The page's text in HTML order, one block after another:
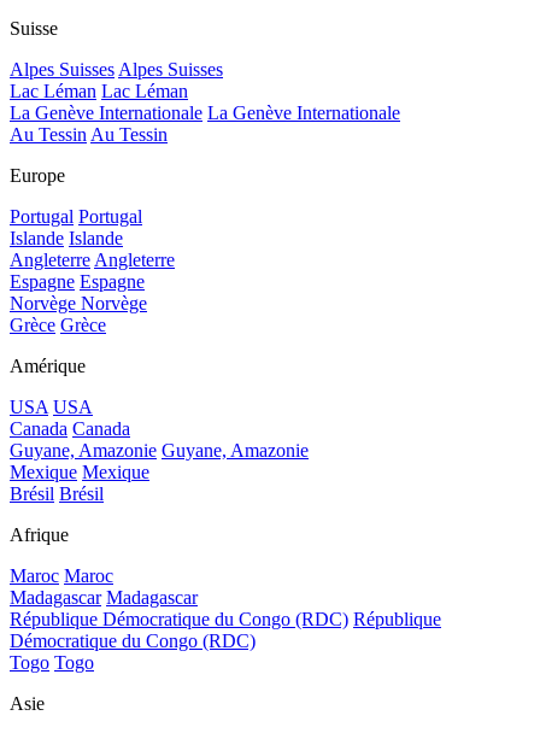
Suisse
Alpes SuissesAlpes Suisses
Lac Léman Lac Léman
La Genève Internationale La Genève Internationale
Au TessinAu Tessin
Europe
Portugal Portugal
Islande Islande
AngleterreAngleterre
Espagne Espagne
Norvège Norvège
Grèce Grèce
Amérique
USA USA
Canada Canada
Guyane, Amazonie Guyane, Amazonie
Mexique Mexique
Brésil Brésil
Afrique
Maroc Maroc
Madagascar Madagascar
République Démocratique du Congo (RDC) République
Démocratique du Congo (RDC)
Togo Togo
Asie